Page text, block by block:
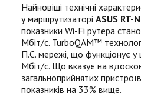
Найновіші технічні
у маршрутизаторі ASUS RT-
показники Wi-Fi рутера
Мбіт/с. TurboQAM™
П.С. мережі, що функціонує
Мбіт/с. Що вказує на
загальноприйнятих
показників на 33% вище.